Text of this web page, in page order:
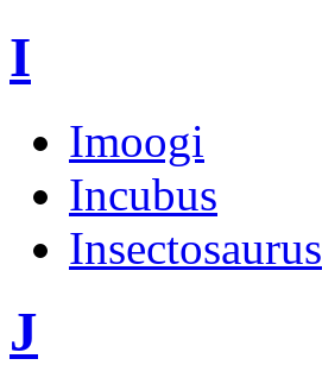
I
Imoogi
Incubus
Insectosaurus
J